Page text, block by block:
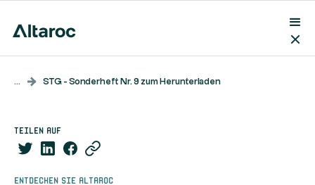
... STG - Sonderheft Nr. 9 zum Herunterladen
teilen auf
Entdecken Sie Altaroc